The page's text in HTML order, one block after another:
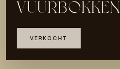
VUURBOKKEN
VERKOCHT